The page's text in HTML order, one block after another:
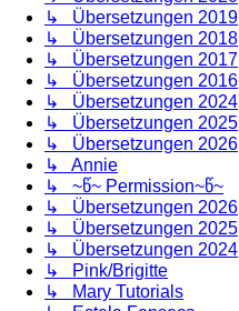
↳ Übersetzungen 2019
↳ Übersetzungen 2018
↳ Übersetzungen 2017
↳ Übersetzungen 2016
↳ Übersetzungen 2024
↳ Übersetzungen 2025
↳ Übersetzungen 2026
↳ Annie
↳ ~წ~ Permission~წ~
↳ Übersetzungen 2026
↳ Übersetzungen 2025
↳ Übersetzungen 2024
↳ Pink/Brigitte
↳ Mary Tutorials